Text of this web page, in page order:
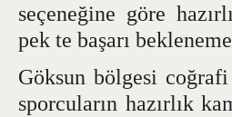
seçeneğine göre
pek te başarı
Göksun bölgesi
sporcuların hazırlık